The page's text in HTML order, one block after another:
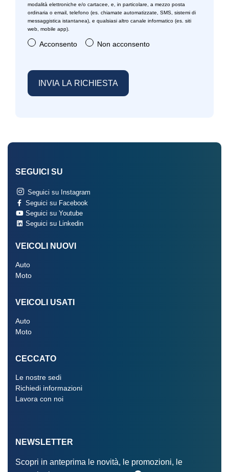
Strumentazione digitale con display
Supporto lombare
modalità elettroniche e/o cartacee, e, in particolare, a mezzo posta
ordinaria o email, telefono (es. chiamate automatizzate, SMS, sistemi di
messaggistica istantanea), e qualsiasi altro canale informatico (es. siti
web, mobile app).
Acconsento Non acconsento
SEGUICI SU
Seguici su Instagram
Seguici su Facebook
Seguici su Youtube
Seguici su Linkedin
VEICOLI NUOVI
Auto
Moto
VEICOLI USATI
Auto
Moto
CECCATO
Le nostre sedi
Richiedi informazioni
Lavora con noi
NEWSLETTER
Scopri in anteprima le novità, le promozioni, le